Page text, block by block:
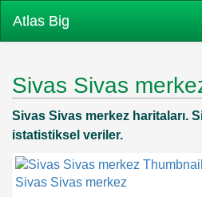
Atlas Big
Sivas Sivas
Sivas Sivas merkez haritaları.
istatistiksel veriler.
Sivas Sivas merkez